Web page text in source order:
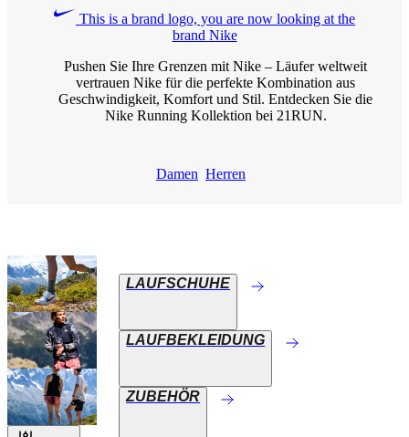
This is a brand logo, you are now looking at the
brand Nike
Pushen Sie Ihre Grenzen mit Nike – Läufer weltweit
vertrauen Nike für die perfekte Kombination aus
Geschwindigkeit, Komfort und Stil. Entdecken Sie die
Nike Running Kollektion bei 21RUN.
Damen Herren
LAUFSCHUHE
LAUFBEKLEIDUNG
ZUBEHÖR